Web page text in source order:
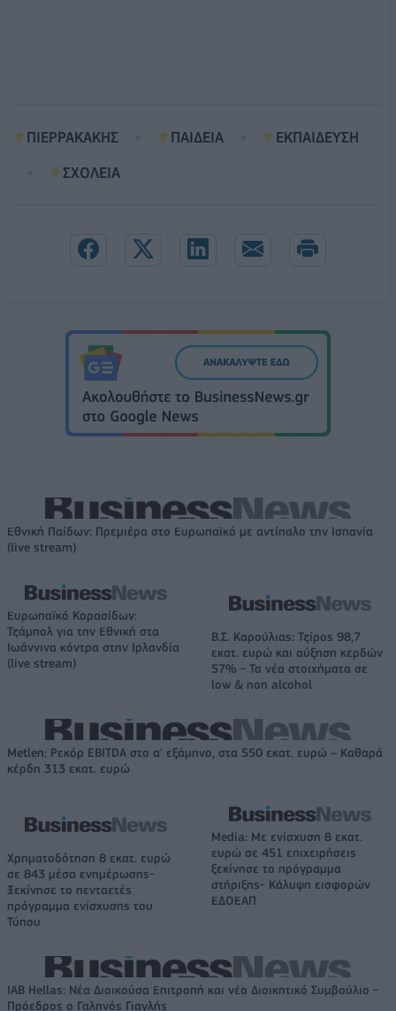
ΠΙΕΡΡΑΚΑΚΗΣ ΠΑΙΔΕΙΑ
ΕΚΠΑΙΔΕΥΣΗ
ΣΧΟΛΕΙΑ
Εθνική Παίδων: Πρεμιέρα στο Ευρωπαϊκό με αντίπαλο την Ισπανία
(live stream)
Ευρωπαϊκό Κορασίδων:
Τζάμπολ για την Εθνική στα
Ιωάννινα κόντρα στην Ιρλανδία
(live stream)
Β.Σ. Καρούλιας: Τζίρος 98,7
εκατ. ευρώ και αύξηση κερδών
57% - Τα νέα στοιχήματα σε
low & non alcohol
Metlen: Ρεκόρ EBITDA στο α' εξάμηνο, στα 550 εκατ. ευρώ – Καθαρά
κέρδη 313 εκατ. ευρώ
Χρηματοδότηση 8 εκατ. ευρώ
σε 843 μέσα ενημέρωσης-
Ξεκίνησε το πενταετές
πρόγραμμα ενίσχυσης του
Τύπου
Media: Με ενίσχυση 8 εκατ.
ευρώ σε 451 επιχειρήσεις
ξεκίνησε το πρόγραμμα
στήριξης- Κάλυψη εισφορών
ΕΔΟΕΑΠ
IAB Hellas: Νέα Διοικούσα Επιτροπή και νέο Διοικητικό Συμβούλιο -
Πρόεδρος ο Γαληνός Γιαγλής